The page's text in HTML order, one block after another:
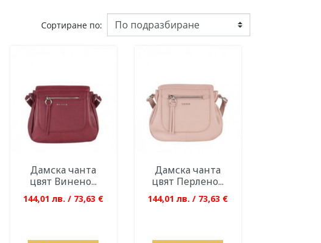
Сортиране по:
Дамска чанта
цвят Винено...
144,01 лв. / 73,63 €
Дамска чанта
цвят Перлено...
144,01 лв. / 73,63 €